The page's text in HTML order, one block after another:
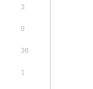
3
9
36
1